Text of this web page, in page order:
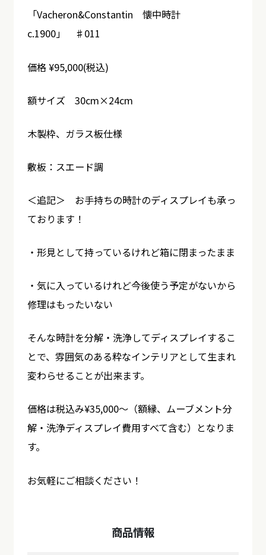
「Vacheron&Constantin 懐中時計
c.1900」 ♯011
価格 ¥95,000(税込)
額サイズ 30cm×24cm
木製枠、ガラス板仕様
敷板：スエード調
＜追記＞ お手持ちの時計のディスプレイも承っ
ております！
・形見として持っているけれど箱に閉まったまま
・気に入っているけれど今後使う予定がないから
修理はもったいない
そんな時計を分解・洗浄してディスプレイするこ
とで、雰囲気のある粋なインテリアとして生まれ
変わらせることが出来ます。
価格は税込み¥35,000～（額縁、ムーブメント分
解・洗浄ディスプレイ費用すべて含む）となりま
す。
お気軽にご相談ください！
商品情報